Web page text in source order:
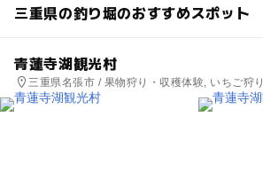
三重県の釣り堀のおすすめスポット
青蓮寺湖観光村
三重県名張市 / 果物狩り・収穫体験, いちご狩り